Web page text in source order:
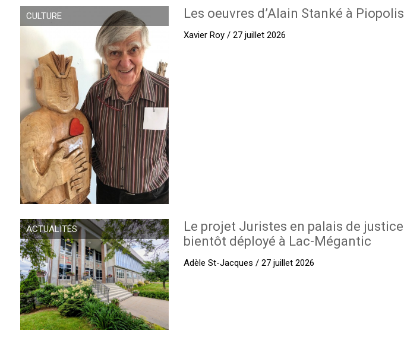
CULTURE Les oeuvres d’Alain Stanké à Piopolis
Xavier Roy / 27 juillet 2026
ACTUALITÉS
Le projet Juristes en palais de justice
bientôt déployé à Lac-Mégantic
Adèle St-Jacques / 27 juillet 2026